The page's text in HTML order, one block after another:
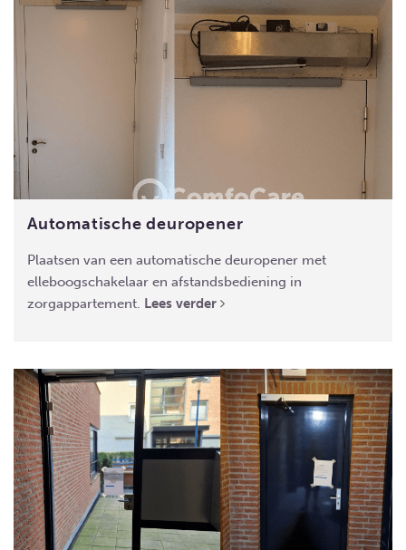
Automatische deuropener
Plaatsen van een automatische deuropener met
elleboogschakelaar en afstandsbediening in
zorgappartement. Lees verder